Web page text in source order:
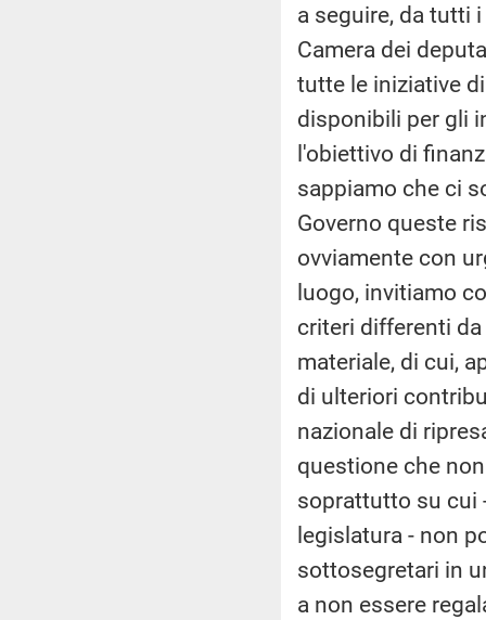
a seguire, da tutti
Camera dei
tutte le iniziative
disponibili per gli
l'obiettivo di
sappiamo che ci
Governo queste
ovviamente con
luogo, invitiamo
criteri differenti
materiale, di cui,
di ulteriori
nazionale di
questione che
soprattutto su cui
legislatura - non
sottosegretari in
a non essere